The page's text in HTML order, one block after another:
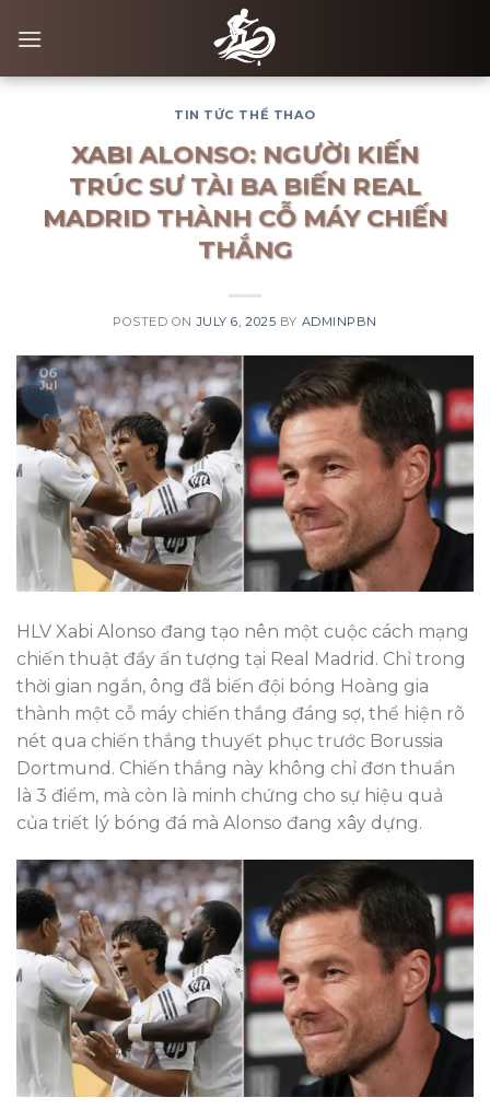
TIN TỨC THỂ THAO
XABI ALONSO: NGƯỜI KIẾN
TRÚC SƯ TÀI BA BIẾN REAL
MADRID THÀNH CỖ MÁY CHIẾN
THẮNG
POSTED ONJULY 6, 2025 BY ADMINPBN
06
Jul
HLV Xabi Alonso đang tạo nên một cuộc cách mạng
chiến thuật đầy ấn tượng tại Real Madrid. Chỉ trong
thời gian ngắn, ông đã biến đội bóng Hoàng gia
thành một cỗ máy chiến thắng đáng sợ, thể hiện rõ
nét qua chiến thắng thuyết phục trước Borussia
Dortmund. Chiến thắng này không chỉ đơn thuần
là 3 điểm, mà còn là minh chứng cho sự hiệu quả
của triết lý bóng đá mà Alonso đang xây dựng.